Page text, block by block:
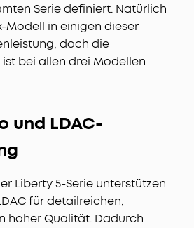
Serie definiert. Natürlich
Modell in einigen dieser
doch die
bei allen drei Modellen
und LDAC-
Liberty 5-Serie unterstützen
für detailreichen,
hoher Qualität. Dadurch